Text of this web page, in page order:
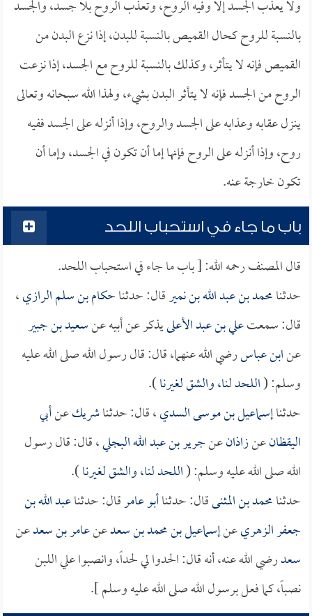
ولا يعذب الجسد إلا وفيه الروح، وتعذب الروح بلا جسد، والجسد
بالنسبة للروح كحال القميص بالنسبة للبدن، إذا نزع البدن من
القميص فإنه لا يتأثر، وكذلك بالنسبة للروح مع الجسد، إذا نزعت
الروح من الجسد فإنه لا يتأثر البدن بشيء، ولهذا الله سبحانه وتعالى
ينزل عقابه وعذابه على الجسد والروح، وإذا أنزله على الجسد ففيه
روح، وإذا أنزله على الروح فإنها إما أن تكون في الجسد، وإما أن
تكون خارجة عنه.
باب ما جاء في استحباب اللحد
قال المصنف رحمه الله: [ باب ما جاء في استحباب اللحد.
حدثنامحمد بن عبد الله بن نميرقال: حدثناحكام بن سلم الرازي،
قال: سمعتعلي بن عبد الأعلىيذكر عن أبيه عنسعيد بن جبير
عنابن عباسرضي الله عنهما، قال: قال رسول الله صلى الله عليه
وسلم: (اللحد لنا، والشق لغيرنا).
حدثناإسماعيل بن موسى السدي، قال: حدثناشريكعنأبي
اليقظانعنزاذانعنجرير بن عبد الله البجلي، قال: قال رسول
الله صلى الله عليه وسلم: (اللحد لنا، والشق لغيرنا).
حدثنامحمد بن المثنىقال: حدثناأبو عامرقال: حدثناعبد الله بن
جعفر الزهريعنإسماعيل بن محمد بن سعدعنعامر بن سعدعن
سعدرضي الله عنه، أنه قال: الحدوا لي لحداً، وانصبوا علي اللبن
نصباً، كما فعل برسول الله صلى الله عليه وسلم ].